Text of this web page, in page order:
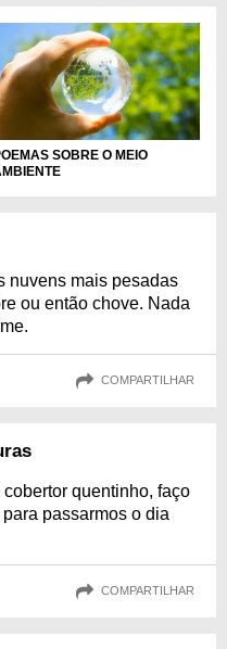
SOBRE O MEIO
nuvens mais pesadas
ou então chove. Nada
COMPARTILHAR
quentinho, faço
passarmos o dia
COMPARTILHAR